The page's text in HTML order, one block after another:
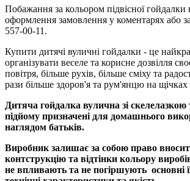
Побажання за кольором підвісної гойдалки
оформлення замовлення у коментарях або
557-00-11.
Купити дитячі вуличні гойдалки - це
організувати веселе та корисне дозвілля
повітря, більше рухів, більше сміху та
рази більше здоров'я та рум'янцю на
Дитяча гойдалка вулична зі
підйому призначені для домашнього
наглядом батьків.
Виробник залишає за собою право
контструкцію та відтінки кольору
не впливають та не погіршують основні